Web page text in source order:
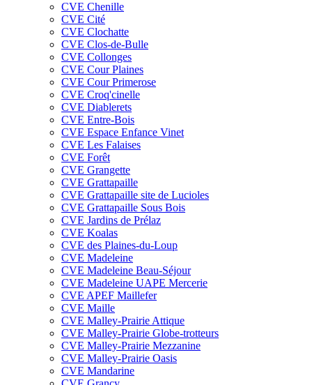
CVE Chenille
CVE Cité
CVE Clochatte
CVE Clos-de-Bulle
CVE Collonges
CVE Cour Plaines
CVE Cour Primerose
CVE Croq'cinelle
CVE Diablerets
CVE Entre-Bois
CVE Espace Enfance Vinet
CVE Les Falaises
CVE Forêt
CVE Grangette
CVE Grattapaille
CVE Grattapaille site de Lucioles
CVE Grattapaille Sous Bois
CVE Jardins de Prélaz
CVE Koalas
CVE des Plaines-du-Loup
CVE Madeleine
CVE Madeleine Beau-Séjour
CVE Madeleine UAPE Mercerie
CVE APEF Maillefer
CVE Maille
CVE Malley-Prairie Attique
CVE Malley-Prairie Globe-trotteurs
CVE Malley-Prairie Mezzanine
CVE Malley-Prairie Oasis
CVE Mandarine